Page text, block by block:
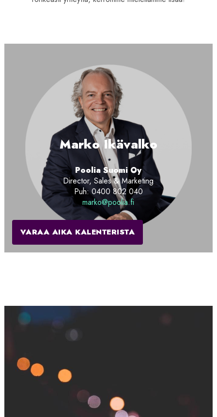
Marko Ikävalko
Poolia Suomi Oy
Director, Sales & Marketing
Puh: 0400 802 040
marko@poolia.fi
VARAA AIKA KALENTERISTA